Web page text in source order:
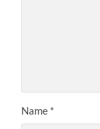
Name *